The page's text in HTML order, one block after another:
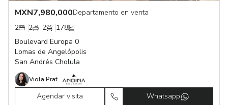
MXN7,980,000Departamento en venta
2
2 2
178
Boulevard Europa 0
Lomas de Angelópolis
San Andrés Cholula
Viola Prat
Agendar visita Whatsapp